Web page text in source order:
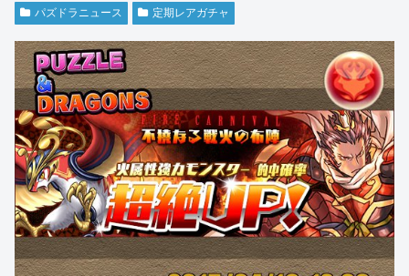
パズドラニュース 定期レアガチャ